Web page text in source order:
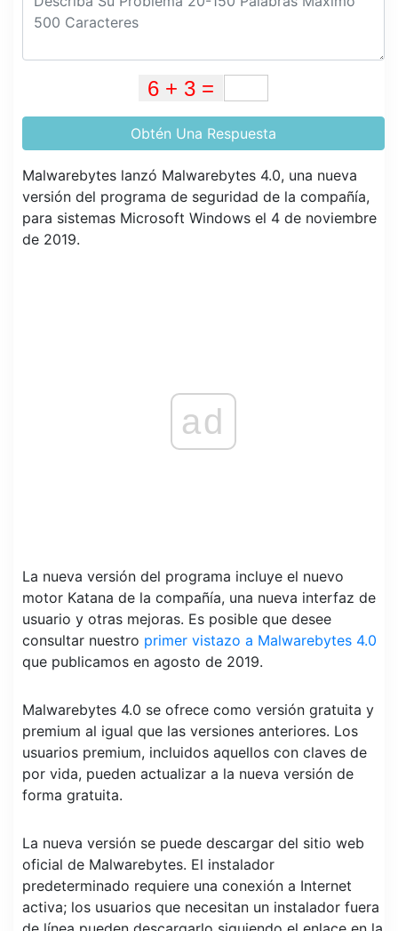
Obtén Una Respuesta
Malwarebytes lanzó Malwarebytes 4.0, una nueva
versión del programa de seguridad de la compañía,
para sistemas Microsoft Windows el 4 de noviembre
de 2019.
ad
La nueva versión del programa incluye el nuevo
motor Katana de la compañía, una nueva interfaz de
usuario y otras mejoras. Es posible que desee
consultar nuestro primer vistazo a Malwarebytes 4.0
que publicamos en agosto de 2019.
Malwarebytes 4.0 se ofrece como versión gratuita y
premium al igual que las versiones anteriores. Los
usuarios premium, incluidos aquellos con claves de
por vida, pueden actualizar a la nueva versión de
forma gratuita.
La nueva versión se puede descargar del sitio web
oficial de Malwarebytes. El instalador
predeterminado requiere una conexión a Internet
activa; los usuarios que necesitan un instalador fuera